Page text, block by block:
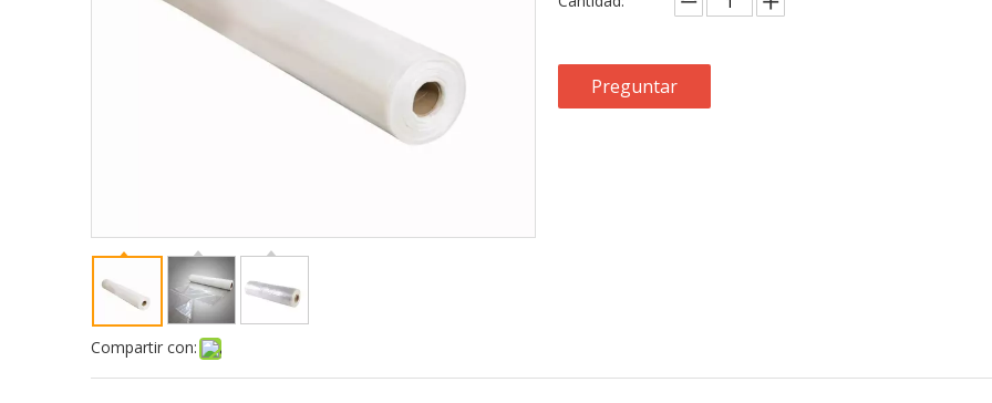
Compartir con:
Preguntar